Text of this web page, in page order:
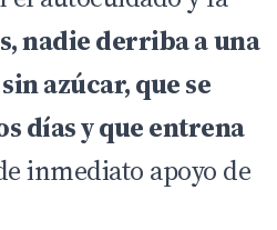
nadie derriba a una
azúcar, que se
días y que entrena
inmediato apoyo de